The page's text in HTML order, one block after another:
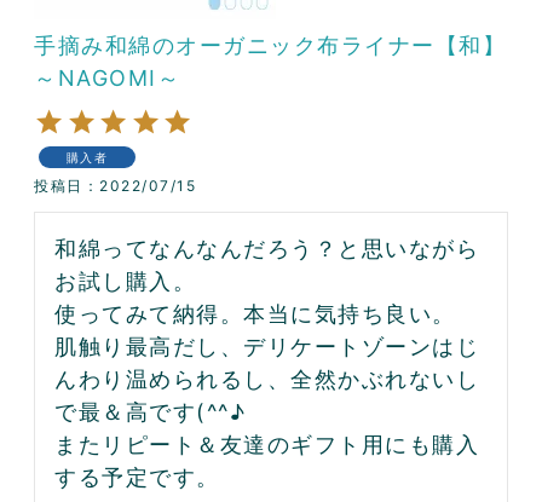
手摘み和綿のオーガニック布ライナー【和】
～NAGOMI～
購入者
投稿日 2022/07/15
和綿ってなんなんだろう？と思いながら
お試し購入。
使ってみて納得。本当に気持ち良い。
肌触り最高だし、デリケートゾーンはじ
んわり温められるし、全然かぶれないし
で最＆高です(^^♪
またリピート＆友達のギフト用にも購入
する予定です。